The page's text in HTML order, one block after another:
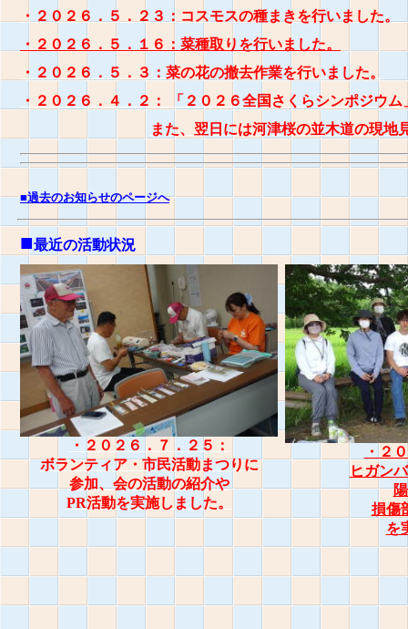
・２０２６．５．２３：コスモスの種まきを行いました。
・２０２６．５．１６：菜種取りを行いました。
・２０２６．５．３：菜の花の撤去作業を行いました。
・２０２６．４．２： 「２０２６全国さくらシンポジウ
また、翌日には河津桜の並木道の現地
■過去のお知らせのページへ
■最近の活動状況
・２０２６．７．２５：
ボランティア・市民活動まつりに
参加、会の活動の紹介や
PR活動を実施しました。
・２
ヒガン
損傷
を